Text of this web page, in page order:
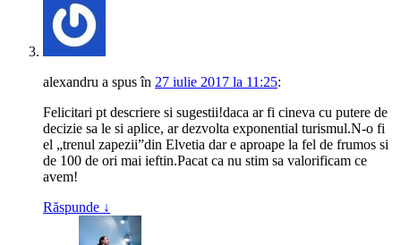
alexandru a spusîn 27 iulie 2017 la 11:25:
Felicitari pt descriere si sugestii!daca ar fi cineva cu putere de
decizie sa le si aplice, ar dezvolta exponential turismul.N-o fi
el „trenul zapezii”din Elvetia dar e aproape la fel de frumos si
de 100 de ori mai ieftin.Pacat ca nu stim sa valorificam ce
avem!
Răspunde ↓